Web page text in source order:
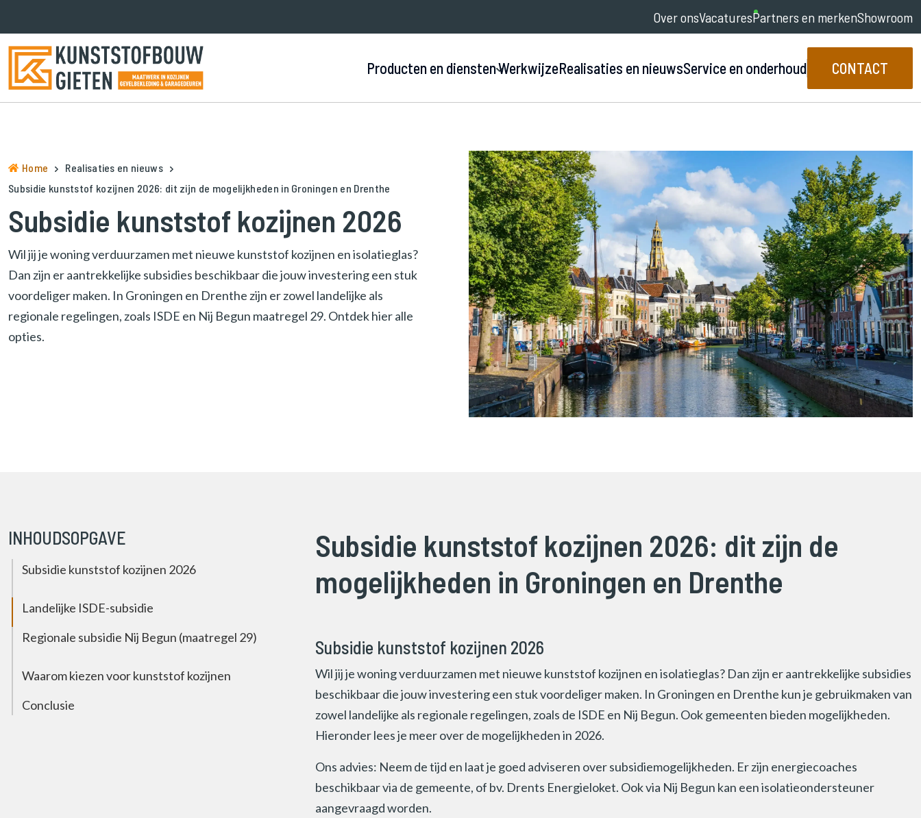
Over onsVacaturesPartners en merkenShowroom
r
d
m
e
a
e
n
v
i
g
Producten en dienstenWerkwijzeRealisaties en nieuwsService en onderhoud CONTACT
Home
Realisaties en nieuws
Subsidie kunststof kozijnen 2026: dit zijn de mogelijkheden in Groningen en Drenthe
Subsidie kunststof kozijnen 2026
Wil jij je woning verduurzamen met nieuwe kunststof kozijnen en isolatieglas?
Dan zijn er aantrekkelijke subsidies beschikbaar die jouw investering een stuk
voordeliger maken. In Groningen en Drenthe zijn er zowel landelijke als
regionale regelingen, zoals ISDE en Nij Begun maatregel 29. Ontdek hier alle
opties.
INHOUDSOPGAVE
Subsidie kunststof kozijnen 2026
Landelijke ISDE-subsidie
Regionale subsidie Nij Begun (maatregel 29)
Waarom kiezen voor kunststof kozijnen
Conclusie
Subsidie kunststof kozijnen 2026: dit zijn de
mogelijkheden in Groningen en Drenthe
Subsidie kunststof kozijnen 2026
Wil jij je woning verduurzamen met nieuwe kunststof kozijnen en isolatieglas? Dan zijn er aantrekkelijke subsidies
beschikbaar die jouw investering een stuk voordeliger maken. In Groningen en Drenthe kun je gebruikmaken van
zowel landelijke als regionale regelingen, zoals de ISDE en Nij Begun. Ook gemeenten bieden mogelijkheden.
Hieronder lees je meer over de mogelijkheden in 2026.
Ons advies: Neem de tijd en laat je goed adviseren over subsidiemogelijkheden. Er zijn energiecoaches
beschikbaar via de gemeente, of bv. Drents Energieloket. Ook via Nij Begun kan een isolatieondersteuner
aangevraagd worden.